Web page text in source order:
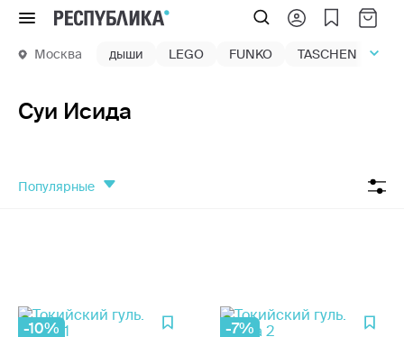
Меню
Москва дыши LEGO FUNKO TASCHEN
Суи Исида
популярные
-10% -7%